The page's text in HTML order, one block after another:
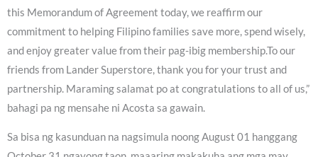
this Memorandum of Agreement today, we reaffirm our
commitment to helping Filipino families save more, spend wisely,
and enjoy greater value from their pag-ibig membership.To our
friends from Lander Superstore, thank you for your trust and
partnership. Maraming salamat po at congratulations to all of us,”
bahagi pa ng mensahe ni Acosta sa gawain.
Sa bisa ng kasunduan na nagsimula noong August 01 hanggang